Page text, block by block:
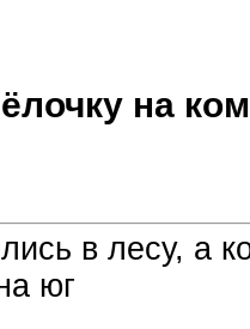
на
в лесу, а
юг